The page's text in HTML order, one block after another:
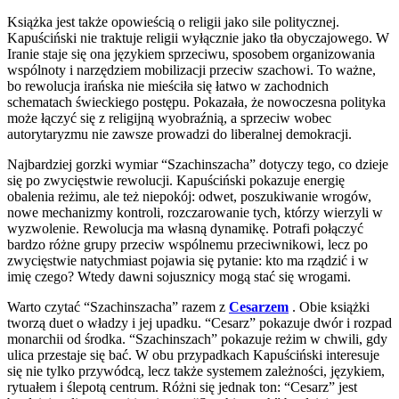
Książka jest także opowieścią o religii jako sile politycznej.
Kapuściński nie traktuje religii wyłącznie jako tła obyczajowego. W
Iranie staje się ona językiem sprzeciwu, sposobem organizowania
wspólnoty i narzędziem mobilizacji przeciw szachowi. To ważne,
bo rewolucja irańska nie mieściła się łatwo w zachodnich
schematach świeckiego postępu. Pokazała, że nowoczesna polityka
może łączyć się z religijną wyobraźnią, a sprzeciw wobec
autorytaryzmu nie zawsze prowadzi do liberalnej demokracji.
Najbardziej gorzki wymiar “Szachinszacha” dotyczy tego, co dzieje
się po zwycięstwie rewolucji. Kapuściński pokazuje energię
obalenia reżimu, ale też niepokój: odwet, poszukiwanie wrogów,
nowe mechanizmy kontroli, rozczarowanie tych, którzy wierzyli w
wyzwolenie. Rewolucja ma własną dynamikę. Potrafi połączyć
bardzo różne grupy przeciw wspólnemu przeciwnikowi, lecz po
zwycięstwie natychmiast pojawia się pytanie: kto ma rządzić i w
imię czego? Wtedy dawni sojusznicy mogą stać się wrogami.
Warto czytać “Szachinszacha” razem z Cesarzem . Obie książki
tworzą duet o władzy i jej upadku. “Cesarz” pokazuje dwór i rozpad
monarchii od środka. “Szachinszach” pokazuje reżim w chwili, gdy
ulica przestaje się bać. W obu przypadkach Kapuściński interesuje
się nie tylko przywódcą, lecz także systemem zależności, językiem,
rytuałem i ślepotą centrum. Różni się jednak ton: “Cesarz” jest